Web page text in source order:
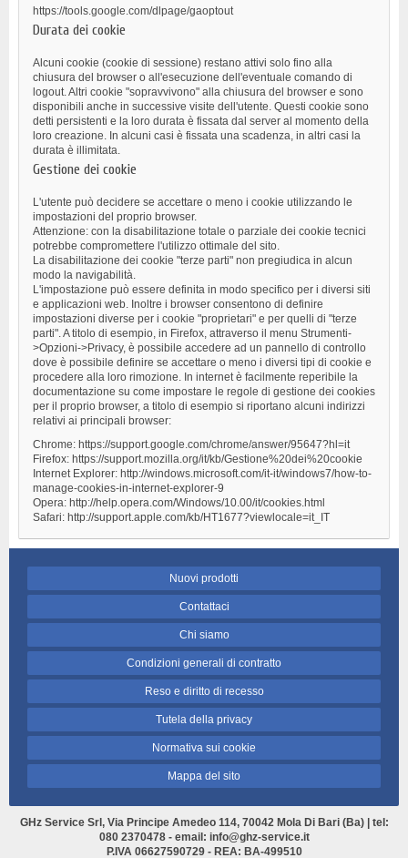
https://tools.google.com/dlpage/gaoptout
Durata dei cookie
Alcuni cookie (cookie di sessione) restano attivi solo fino alla
chiusura del browser o all'esecuzione dell'eventuale comando di
logout. Altri cookie "sopravvivono" alla chiusura del browser e sono
disponibili anche in successive visite dell'utente. Questi cookie sono
detti persistenti e la loro durata è fissata dal server al momento della
loro creazione. In alcuni casi è fissata una scadenza, in altri casi la
durata è illimitata.
Gestione dei cookie
L'utente può decidere se accettare o meno i cookie utilizzando le
impostazioni del proprio browser.
Attenzione: con la disabilitazione totale o parziale dei cookie tecnici
potrebbe compromettere l'utilizzo ottimale del sito.
La disabilitazione dei cookie "terze parti" non pregiudica in alcun
modo la navigabilità.
L'impostazione può essere definita in modo specifico per i diversi siti
e applicazioni web. Inoltre i browser consentono di definire
impostazioni diverse per i cookie "proprietari" e per quelli di "terze
parti". A titolo di esempio, in Firefox, attraverso il menu Strumenti-
>Opzioni->Privacy, è possibile accedere ad un pannello di controllo
dove è possibile definire se accettare o meno i diversi tipi di cookie e
procedere alla loro rimozione. In internet è facilmente reperibile la
documentazione su come impostare le regole di gestione dei cookies
per il proprio browser, a titolo di esempio si riportano alcuni indirizzi
relativi ai principali browser:
Chrome: https://support.google.com/chrome/answer/95647?hl=it
Firefox: https://support.mozilla.org/it/kb/Gestione%20dei%20cookie
Internet Explorer: http://windows.microsoft.com/it-it/windows7/how-to-
manage-cookies-in-internet-explorer-9
Opera: http://help.opera.com/Windows/10.00/it/cookies.html
Safari: http://support.apple.com/kb/HT1677?viewlocale=it_IT
Nuovi prodotti
Contattaci
Chi siamo
Condizioni generali di contratto
Reso e diritto di recesso
Tutela della privacy
Normativa sui cookie
Mappa del sito
GHz Service Srl, Via Principe Amedeo 114, 70042 Mola Di Bari (Ba) | tel:
080 2370478 - email: info@ghz-service.it
P.IVA 06627590729 - REA: BA-499510